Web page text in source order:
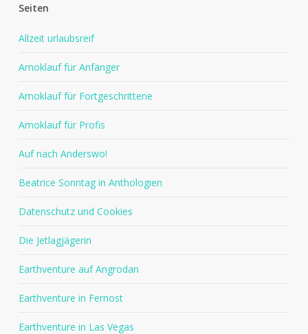
Seiten
Allzeit urlaubsreif
Amoklauf für Anfänger
Amoklauf für Fortgeschrittene
Amoklauf für Profis
Auf nach Anderswo!
Beatrice Sonntag in Anthologien
Datenschutz und Cookies
Die Jetlagjägerin
Earthventure auf Angrodan
Earthventure in Fernost
Earthventure in Las Vegas